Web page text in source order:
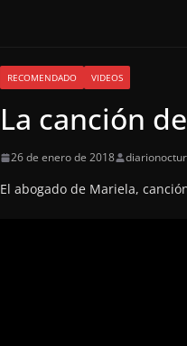
RECOMENDADO VIDEOS
La canción
26 de enero de 2018
El abogado de Mariela,